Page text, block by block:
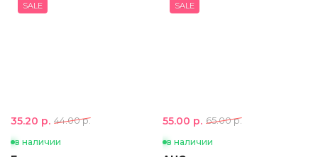
SALE
35.20 р. 44.00 р.
в наличии
SALE
55.00 р. 65.00 р.
в наличии